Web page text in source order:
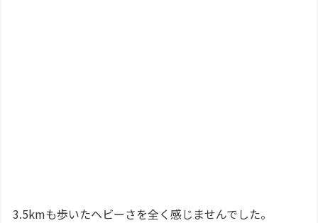
3.5kmも歩いたヘビーさを全く感じませんでした。